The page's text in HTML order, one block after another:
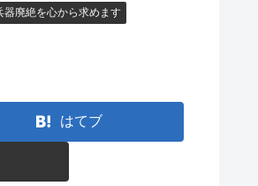
器廃絶を心から求めます
はてブ